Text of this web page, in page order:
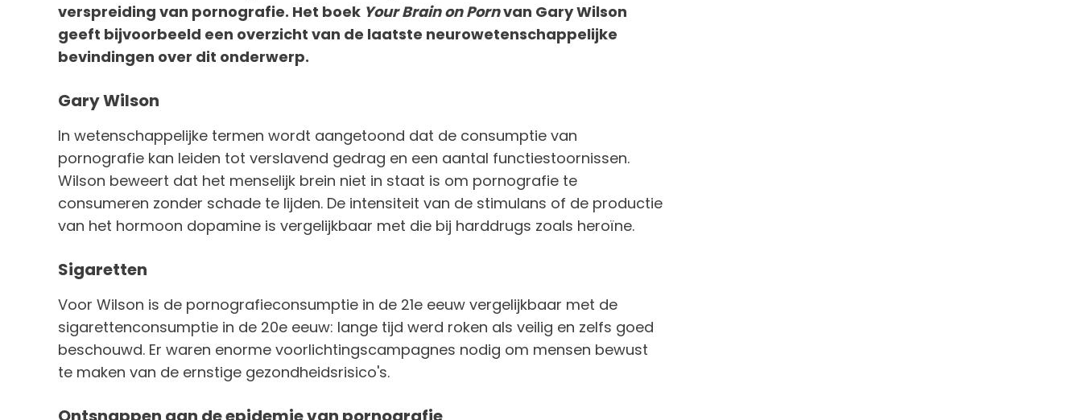
verspreiding van pornografie. Het boek Your Brain on Pornvan Gary Wilson
geeft bijvoorbeeld een overzicht van de laatste neurowetenschappelijke
bevindingen over dit onderwerp.
Gary Wilson
In wetenschappelijke termen wordt aangetoond dat de consumptie van
pornografie kan leiden tot verslavend gedrag en een aantal functiestoornissen.
Wilson beweert dat het menselijk brein niet in staat is om pornografie te
consumeren zonder schade te lijden. De intensiteit van de stimulans of de productie
van het hormoon dopamine is vergelijkbaar met die bij harddrugs zoals heroïne.
Sigaretten
Voor Wilson is de pornografieconsumptie in de 21e eeuw vergelijkbaar met de
sigarettenconsumptie in de 20e eeuw: lange tijd werd roken als veilig en zelfs goed
beschouwd. Er waren enorme voorlichtingscampagnes nodig om mensen bewust
te maken van de ernstige gezondheidsrisico's.